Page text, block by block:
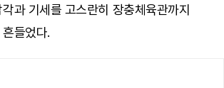
과 기세를 고스란히 장충체육관까지
들었다.